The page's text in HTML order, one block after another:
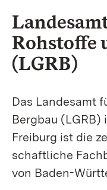
Rohstoffe
(LGRB)
Das Landesamt
Bergbau (LGRB)
Freiburg ist die
schaftliche
von Baden-